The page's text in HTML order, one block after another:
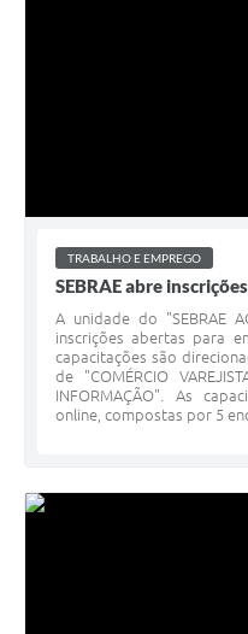
TRABALHO E EMPREGO
SEBRAE abre
A unidade do "SEBRAE
inscrições abertas para
capacitações são
de "COMÉRCIO
INFORMAÇÃO". As
online, compostas por 5